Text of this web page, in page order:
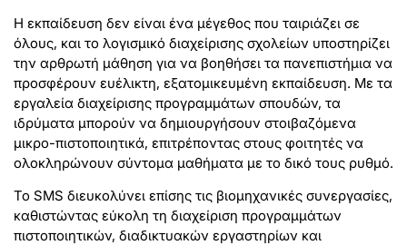
Η εκπαίδευση δεν είναι ένα μέγεθος που ταιριάζει σε
όλους, και το λογισμικό διαχείρισης σχολείων υποστηρίζει
την αρθρωτή μάθηση για να βοηθήσει τα πανεπιστήμια να
προσφέρουν ευέλικτη, εξατομικευμένη εκπαίδευση. Με τα
εργαλεία διαχείρισης προγραμμάτων σπουδών, τα
ιδρύματα μπορούν να δημιουργήσουν στοιβαζόμενα
μικρο-πιστοποιητικά, επιτρέποντας στους φοιτητές να
ολοκληρώνουν σύντομα μαθήματα με το δικό τους ρυθμό.
Το SMS διευκολύνει επίσης τις βιομηχανικές συνεργασίες,
καθιστώντας εύκολη τη διαχείριση προγραμμάτων
πιστοποιητικών, διαδικτυακών εργαστηρίων και